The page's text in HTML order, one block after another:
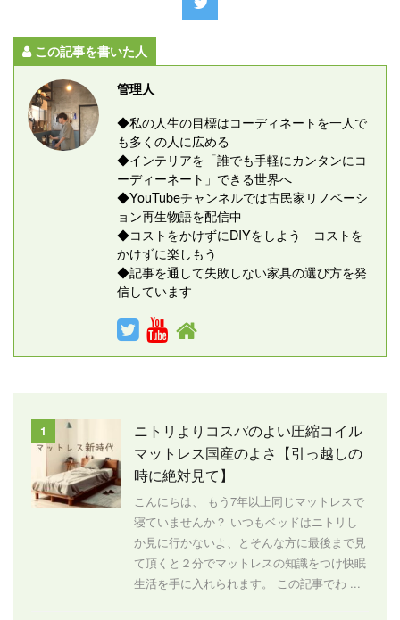
この記事を書いた人
管理人
◆私の人生の目標はコーディネートを一人で
も多くの人に広める
◆インテリアを「誰でも手軽にカンタンにコ
ーディーネート」できる世界へ
◆YouTubeチャンネルでは古民家リノベーシ
ョン再生物語を配信中
◆コストをかけずにDIYをしよう コストを
かけずに楽しもう
◆記事を通して失敗しない家具の選び方を発
信しています
1
ニトリよりコスパのよい圧縮コイル
マットレス国産のよさ【引っ越しの
時に絶対見て】
こんにちは、 もう7年以上同じマットレスで
寝ていませんか？ いつもベッドはニトリし
か見に行かないよ、とそんな方に最後まで見
て頂くと２分でマットレスの知識をつけ快眠
生活を手に入れられます。 この記事でわ ...